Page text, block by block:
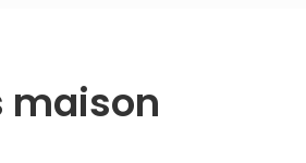
maison